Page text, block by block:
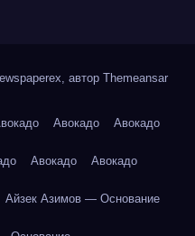
автор Themeansar
Авокадо Авокадо
Авокадо Авокадо
Айзек Азимов — Основание